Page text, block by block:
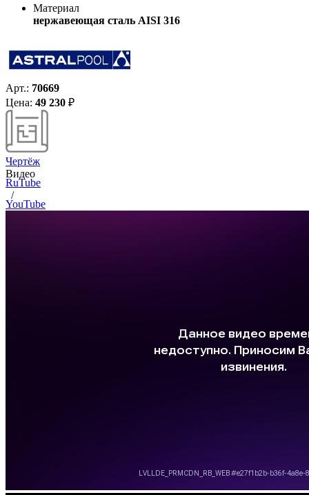
Материал
нержавеющая сталь AISI 316
Арт.: 70669
Цена: 49 230 ₽
Чертёж
Видео
RuTube
/
YouTube